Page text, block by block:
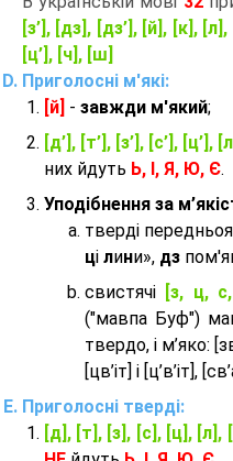
[з’], [дз], [дз’], [й], [к],
[ц’], [ч], [ш]
Приголосні м'які:
[й] - завжди м'який;
[д’], [т’], [з’], [с’], [ц’],
них йдуть Ь, І, Я, Ю, Є.
Уподібнення за
тверді
ці лини», дз
cвистячі
[з, ц,
("мавпа Буф")
твердо, і м’яко:
[цв’іт] і [ц’в’іт],
Приголосні тверді:
[д], [т], [з], [с], [ц], [л],